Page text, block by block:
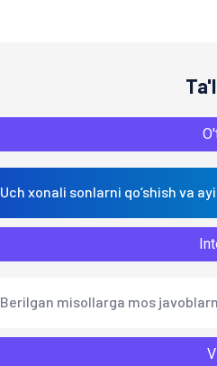
Uch xonali sonlarni qo‘shish va
Berilgan misollarga mos